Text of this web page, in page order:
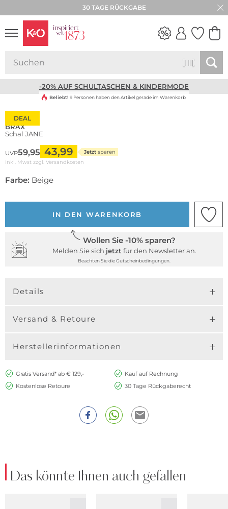
30 TAGE RÜCKGABE
-20% AUF SCHULTASCHEN & KINDERMODE
DEAL
Beliebt! 9 Personen haben den Artikel gerade im Warenkorb
BRAX
Schal JANE
UVP59,95 43,99 Jetzt sparen
inkl. Mwst zzgl. Versandkosten
Farbe: Beige
IN DEN WARENKORB
Wollen Sie -10% sparen?
Melden Sie sich jetzt für den Newsletter an.
Beachten Sie die Gutscheinbedingungen.
Details
Versand & Retoure
Herstellerinformationen
Gratis Versand* ab € 129,-
Kauf auf Rechnung
Kostenlose Retoure
30 Tage Rückgaberecht
Das könnte Ihnen auch gefallen